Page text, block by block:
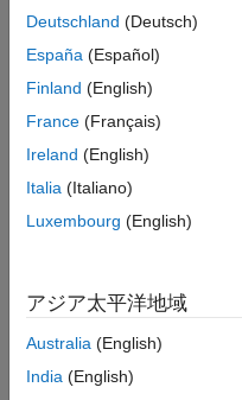
Check Information
Category:Others
PQL Name:
Version History
Introduced in R2023a
Check CWE (-cwe)
Topics
Check for and Review
Deutschland (Deutsch)
España (Español)
Finland (English)
France (Français)
Ireland (English)
Italia (Italiano)
Luxembourg (English)
アジア太平洋地域
Australia (English)
India (English)